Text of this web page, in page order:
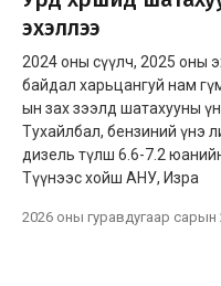
эхэллээ
2024 оны сүүлч, 2025 оны
байдал харьцангуй нам
ын зах зээлд шатахууны
Тухайлбал, бензиний үнэ
дизель түлш 6.6-7.2
Түүнээс хойш АНУ, Изра
2026 оны гуравдугаар сарын